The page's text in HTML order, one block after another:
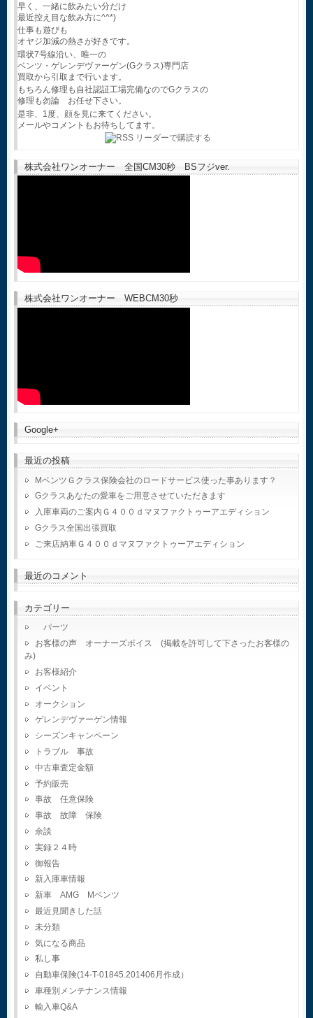
早く、一緒に飲みたい分だけ
最近控え目な飲み方に^^*)
仕事も遊びも
オヤジ加減の熱さが好きです。
環状7号線沿い、唯一の
ベンツ・ゲレンデヴァーゲン(Gクラス)専門店
買取から引取まで行います。
もちろん修理も自社認証工場完備なのでGクラスの
修理も勿論 お任せ下さい。
是非、1度、顔を見に来てください。
メールやコメントもお待ちしてます。
株式会社ワンオーナー 全国CM30秒 BSフジver.
株式会社ワンオーナー WEBCM30秒
Google+
最近の投稿
MベンツＧクラス保険会社のロードサービス使った事あります？
Gクラスあなたの愛車をご用意させていただきます
入庫車両のご案内Ｇ４００ｄマヌファクトゥーアエディション
Gクラス全国出張買取
ご来店納車Ｇ４００ｄマヌファクトゥーアエディション
最近のコメント
カテゴリー
パーツ
お客様の声 オーナーズボイス (掲載を許可して下さったお客様の
み)
お客様紹介
イベント
オークション
ゲレンデヴァーゲン情報
シーズンキャンペーン
トラブル 事故
中古車査定金額
予約販売
事故 任意保険
事故 故障 保険
余談
実録２４時
御報告
新入庫車情報
新車 AMG Mベンツ
最近見聞きした話
未分類
気になる商品
私し事
自動車保険(14-T-01845.201406月作成）
車種別メンテナンス情報
輸入車Q&A